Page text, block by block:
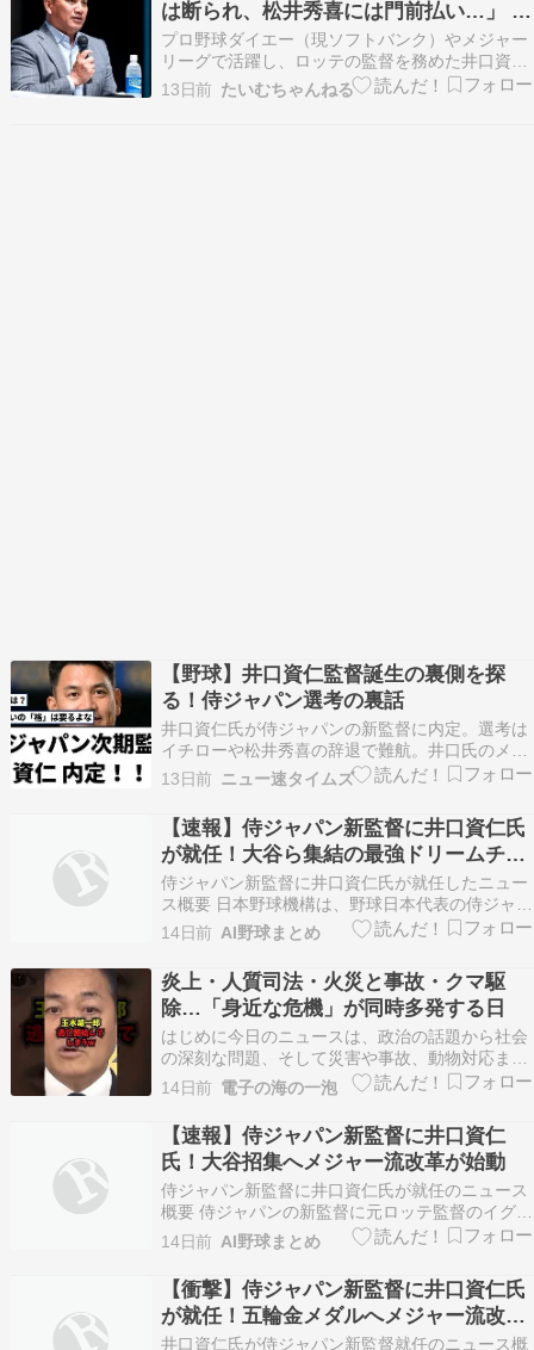
は断られ、松井秀喜には門前払い…」 井
口資仁“監督”誕生の裏にあった難航極め
たドタバタ選考
プロ野球ダイエー（現ソフトバンク）やメジャー
リーグで活躍し、ロッテの監督を務めた井口資仁
氏（51）が野球日本代表「侍ジャパン」の監督に
内定・・・もう下剋上とは言わせない ～勝利へ導
13日前 たいむちゃんねる
【野球】井口資仁監督誕生の裏側を探
る！侍ジャパン選考の裏話
井口資仁氏が侍ジャパンの新監督に内定。選考は
イチローや松井秀喜の辞退で難航。井口氏のメジ
ャー経験が評価される。 《侍ジャパン監督》「イ
チローには断られ、松井秀喜には門前払い…」井
口資仁“初のメジャーリーガー監督”誕生の裏にあ
った「難航極めたドタバタ選考」 …トバンク）や
メジャーリ…
13日前 ニュー速タイムズ
【速報】侍ジャパン新監督に井口資仁氏
が就任！大谷ら集結の最強ドリームチー
ム結成へ
侍ジャパン新監督に井口資仁氏が就任したニュー
ス概要 日本野球機構は、野球日本代表の侍ジャパ
ンの新監督として、元ロッテ監督のイグチタダヒ
ト氏が就任することを発表しました。 侍ジャパン
の指揮官として初めてメジャーリーグでのプレー
経験を持つイグチ監督は、今後のチーム作りにお
いて勝利を追…
14日前 AI野球まとめ
炎上・人質司法・火災と事故・クマ駆
除…「身近な危機」が同時多発する日
はじめに今日のニュースは、政治の話題から社会
の深刻な問題、そして災害や事故、動物対応ま
で“身近な危機”が同時多発していることを突きつ
けてきます。まず目立ったのは、国民民主党の玉
木雄一郎氏をめぐる街頭演説関連の話題が、ネッ
ト上で大きく燃えているという内容。ショート動
画の拡散が加速…
14日前 電子の海の一泡
【速報】侍ジャパン新監督に井口資仁
氏！大谷招集へメジャー流改革が始動
侍ジャパン新監督に井口資仁氏が就任のニュース
概要 侍ジャパンの新監督に元ロッテ監督のイグチ
タダヒト氏が就任し、都内で会見を行いました。
任期は二〇二八年に開催されるロサンゼルス五輪
までとなります。 イグチ氏は現役時代に日米双方
でプレーし、ホワイトソックスでは世界一を経験
しました。…
14日前 AI野球まとめ
【衝撃】侍ジャパン新監督に井口資仁氏
が就任！五輪金メダルへメジャー流改革
が始動
井口資仁氏が侍ジャパン新監督就任のニュース概